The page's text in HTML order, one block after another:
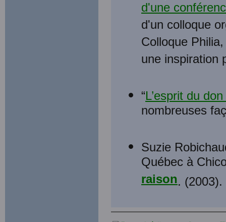
d'une
d'un colloque
Colloque
une inspiration
“L’esprit du
nombreuses
Suzie
Québec à
raison. (2003).